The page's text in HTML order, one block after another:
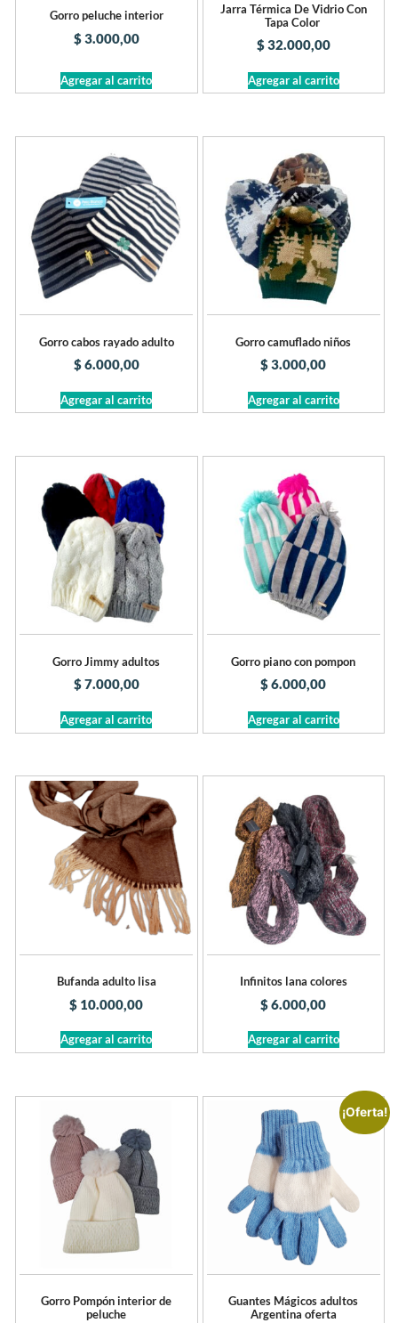
Gorro peluche interior
$3.000,00
Agregar al carrito
Jarra Térmica De Vidrio Con
Tapa Color
$32.000,00
Agregar al carrito
Gorro cabos rayado adulto
$6.000,00
Agregar al carrito
Gorro camuflado niños
$3.000,00
Agregar al carrito
Gorro Jimmy adultos
$7.000,00
Agregar al carrito
Gorro piano con pompon
$6.000,00
Agregar al carrito
Bufanda adulto lisa
$ 10.000,00
Agregar al carrito
Infinitos lana colores
$6.000,00
Agregar al carrito
Gorro Pompón interior de
peluche
¡Oferta!
Guantes Mágicos adultos
Argentina oferta